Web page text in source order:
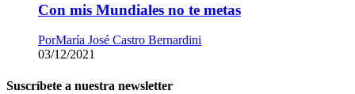
Con mis Mundiales no te metas
PorMaría José Castro Bernardini
03/12/2021
Suscríbete a nuestra newsletter